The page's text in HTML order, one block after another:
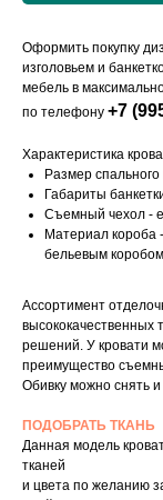
Оформить покупку
изголовьем и
мебель в
по телефону +7
Характеристика
Размер
Габариты
Съемный чехол -
Материал короба
бельевым
Ассортимент
высококачественных
решений. У кровати
преимущество
Обивку можно снять
ПОДОБРАТЬ ТКАНЬ
Данная модель
тканей
и цвета по желанию